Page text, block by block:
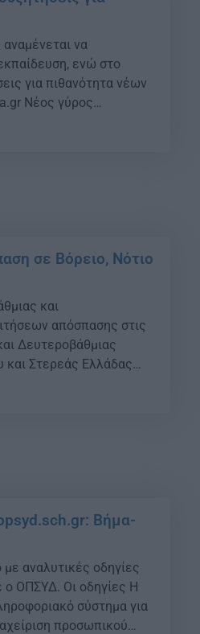
να
ενώ στο
για πιθανότητα νέων
Νέος γύρος
από το
προσλήψεις που είχε
σε Βόρειο, Νότιο
και
απόσπασης στις
Δευτεροβάθμιας
και Στερεάς Ελλάδας
Προσφύγων
Βήμα-
με αναλυτικές οδηγίες
ο ΟΠΣΥΔ. Οι οδηγίες Η
σύστημα για
προσωπικού